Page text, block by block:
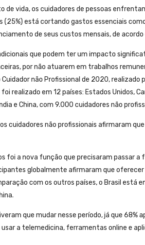
de vida, os cuidadores de pessoas
(25%) está cortando gastos essenciais
de seus custos mensais, de
que podem ter um impacto
por não atuarem em trabalhos
não Profissional de 2020, realizado
realizado em 12 países: Estados Unidos,
e China, com 9.000 cuidadores não
cuidadores não profissionais afirmaram
foi a nova função que precisaram passar
globalmente afirmaram que
com os outros países, o Brasil está
que mudar nesse período, já que 68%
a telemedicina, ferramentas online e